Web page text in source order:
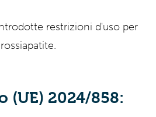
restrizioni d'uso per
(UE) 2024/858: